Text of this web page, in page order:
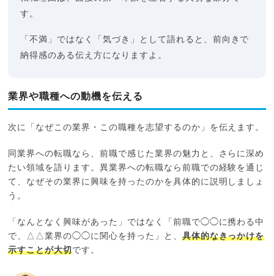
す。
「不満」ではなく「気づき」として語れると、前向きで
納得感のある伝え方になりますよ。
業界や職種への動機を伝える
次に「なぜこの業界・この職種を志望するのか」を伝えます。
同業界への転職なら、前職で感じた業界の魅力と、さらに深め
たい領域を語ります。異業界への転職なら前職での経験を通じ
て、なぜその業界に興味を持ったのかを具体的に説明しましょ
う。
「なんとなく興味があった」ではなく「前職で◯◯に携わる中
で、△△業界の◯◯に関心を持った」と、 具体的なきっかけを
示すことが大切です。